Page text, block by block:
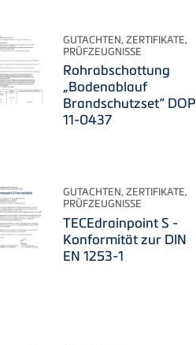
GUTACHTEN, ZERTIFIKATE,
PRÜFZEUGNISSE
Rohrabschottung
„Bodenablauf
Brandschutzset“ DOP
11-0437
GUTACHTEN, ZERTIFIKATE,
PRÜFZEUGNISSE
TECEdrainpoint S -
Konformität zur DIN
EN 1253-1